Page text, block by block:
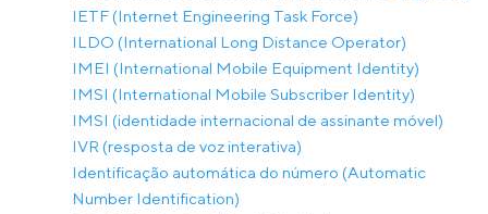
IETF (Internet Engineering Task Force)
ILDO (International Long Distance Operator)
IMEI (International Mobile Equipment Identity)
IMSI (International Mobile Subscriber Identity)
IMSI (identidade internacional de assinante móvel)
IVR (resposta de voz interativa)
Identificação automática do número (Automatic
Number Identification)